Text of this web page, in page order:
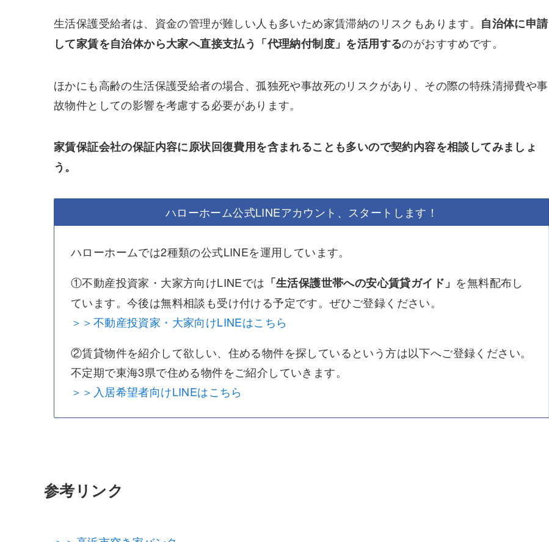
生活保護受給者は、資金の管理が難しい人も多いため家賃滞納のリスクもあります。 自治体に申請
して家賃を自治体から大家へ直接支払う「代理納付制度」を活用するのがおすすめです。
ほかにも高齢の生活保護受給者の場合、孤独死や事故死のリスクがあり、その際の特殊清掃費や事
故物件としての影響を考慮する必要があります。
家賃保証会社の保証内容に原状回復費用を含まれることも多いので契約内容を相談してみましょ
う。
ハローホーム公式LINEアカウント、スタートします！
ハローホームでは2種類の公式LINEを運用しています。
①不動産投資家・大家方向けLINEでは 「生活保護世帯への安心賃貸ガイド」 を無料配布し
ています。今後は無料相談も受け付ける予定です。ぜひご登録ください。
＞＞不動産投資家・大家向けLINEはこちら
②賃貸物件を紹介して欲しい、住める物件を探しているという方は以下へご登録ください。
不定期で東海3県で住める物件をご紹介していきます。
＞＞入居希望者向けLINEはこちら
参考リンク